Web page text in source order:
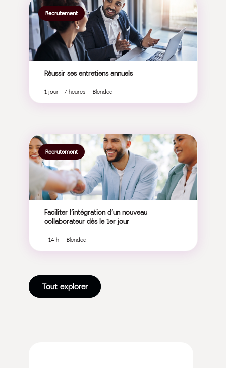
Recrutement
Réussir ses entretiens annuels
1 jour - 7 heures Blended
Recrutement
Faciliter l’intégration d’un nouveau
collaborateur dès le 1er jour
- 14 h Blended
Tout explorer